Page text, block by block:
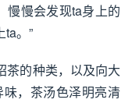
慢慢会发现ta身上的
。”
茶的种类，以及向大
，茶汤色泽明亮清